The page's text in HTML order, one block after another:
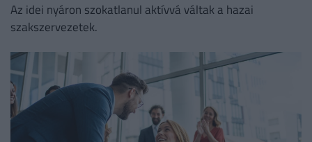
Az idei nyáron szokatlanul aktívvá váltak a hazai
szakszervezetek.